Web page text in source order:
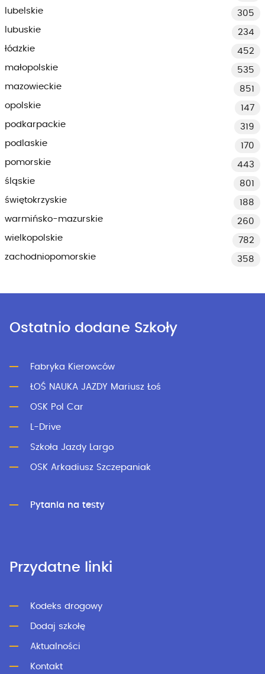
lubelskie
305
lubuskie
234
łódzkie
452
małopolskie
535
mazowieckie
851
opolskie
147
podkarpackie
319
podlaskie
170
pomorskie
443
śląskie
801
świętokrzyskie
188
warmińsko-mazurskie
260
wielkopolskie
782
zachodniopomorskie
358
Ostatnio dodane Szkoły
Fabryka Kierowców
ŁOŚ NAUKA JAZDY Mariusz Łoś
OSK Pol Car
L-Drive
Szkoła Jazdy Largo
OSK Arkadiusz Szczepaniak
Pytania na testy
Przydatne linki
Kodeks drogowy
Dodaj szkołę
Aktualności
Kontakt